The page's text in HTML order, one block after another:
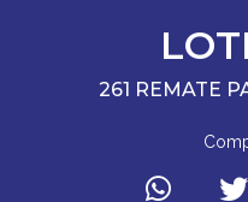
261 REMATE